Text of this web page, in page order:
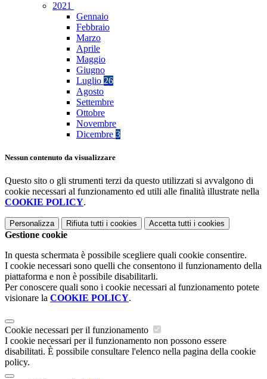
2021
Gennaio
Febbraio
Marzo
Aprile
Maggio
Giugno
Luglio 26
Agosto
Settembre
Ottobre
Novembre
Dicembre 3
Nessun contenuto da visualizzare
Questo sito o gli strumenti terzi da questo utilizzati si avvalgono di
cookie necessari al funzionamento ed utili alle finalità illustrate nella
COOKIE POLICY.
Personalizza Rifiuta tutti i cookies Accetta tutti i cookies
Gestione cookie
In questa schermata è possibile scegliere quali cookie consentire.
I cookie necessari sono quelli che consentono il funzionamento della
piattaforma e non è possibile disabilitarli.
Per conoscere quali sono i cookie necessari al funzionamento potete
visionare la COOKIE POLICY.
Cookie necessari per il funzionamento
I cookie necessari per il funzionamento non possono essere
disabilitati. È possibile consultare l'elenco nella pagina della cookie
policy.